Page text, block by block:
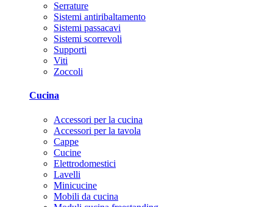
Serrature
Sistemi antiribaltamento
Sistemi passacavi
Sistemi scorrevoli
Supporti
Viti
Zoccoli
Cucina
Accessori per la cucina
Accessori per la tavola
Cappe
Cucine
Elettrodomestici
Lavelli
Minicucine
Mobili da cucina